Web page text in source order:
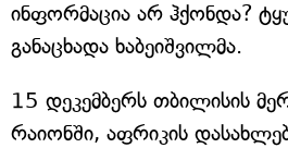
ინფორმაცია არ ჰქონდა?
განაცხადა ხაბეიშვილმა.
15 დეკემბერს თბილისის
რაიონში, აფრიკის